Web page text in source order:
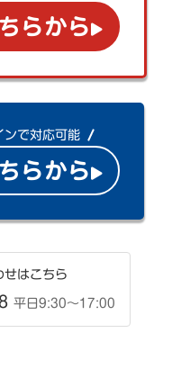
らから
ンで対応可能
らから
せはこちら
平日9:30〜17:00